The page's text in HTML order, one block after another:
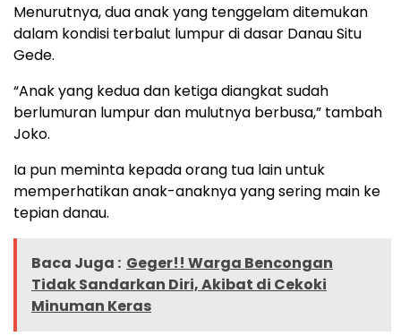
Menurutnya, dua anak yang tenggelam ditemukan
dalam kondisi terbalut lumpur di dasar Danau Situ
Gede.
“Anak yang kedua dan ketiga diangkat sudah
berlumuran lumpur dan mulutnya berbusa,” tambah
Joko.
Ia pun meminta kepada orang tua lain untuk
memperhatikan anak-anaknya yang sering main ke
tepian danau.
Baca Juga : Geger!! Warga Bencongan
Tidak Sandarkan Diri, Akibat di Cekoki
Minuman Keras